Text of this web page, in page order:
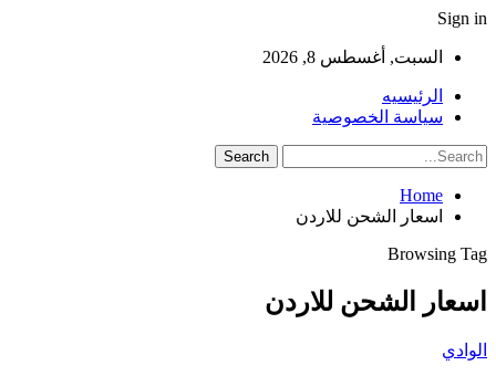
Sign in
السبت, أغسطس 8, 2026
الرئيسيه
سياسة الخصوصية
Home
اسعار الشحن للاردن
Browsing Tag
اسعار الشحن للاردن
الوادي